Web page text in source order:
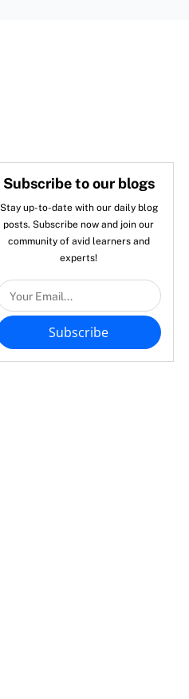
Subscribe to our blogs
Stay up-to-date with our daily blog
posts. Subscribe now and join our
community of avid learners and
experts!
Subscribe